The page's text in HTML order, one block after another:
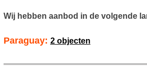
Wij hebben aanbod in de volgende
Paraguay: 2 objecten